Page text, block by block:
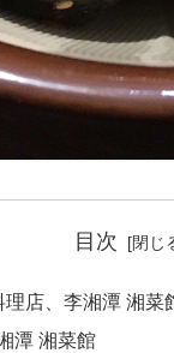
目次
理店、李湘潭 湘菜
潭 湘菜館